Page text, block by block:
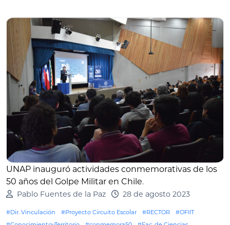
UNAP inauguró actividades conmemorativas de los
50 años del Golpe Militar en Chile.
Pablo Fuentes de la Paz 28 de agosto 2023
#Dir. Vinculación #Proyecto Circuito Escolar #RECTOR
#OFIIT